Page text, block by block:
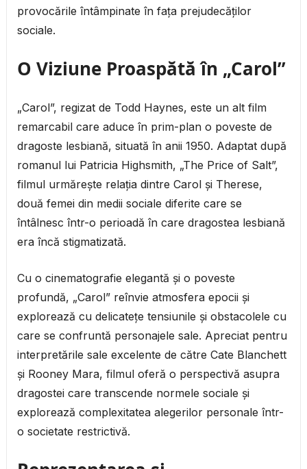
provocările întâmpinate în fața prejudecăților
sociale.
O Viziune Proaspătă în „Carol”
„Carol”, regizat de Todd Haynes, este un alt film
remarcabil care aduce în prim-plan o poveste de
dragoste lesbiană, situată în anii 1950. Adaptat după
romanul lui Patricia Highsmith, „The Price of Salt”,
filmul urmărește relația dintre Carol și Therese,
două femei din medii sociale diferite care se
întâlnesc într-o perioadă în care dragostea lesbiană
era încă stigmatizată.
Cu o cinematografie elegantă și o poveste
profundă, „Carol” reînvie atmosfera epocii și
explorează cu delicatețe tensiunile și obstacolele cu
care se confruntă personajele sale. Apreciat pentru
interpretările sale excelente de către Cate Blanchett
și Rooney Mara, filmul oferă o perspectivă asupra
dragostei care transcende normele sociale și
explorează complexitatea alegerilor personale într-
o societate restrictivă.